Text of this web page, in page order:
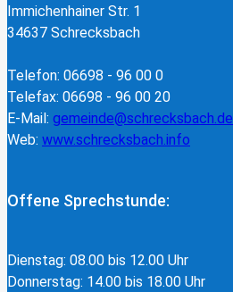
Immichenhainer Str. 1
34637 Schrecksbach
Telefon: 06698 - 96 00 0
Telefax: 06698 - 96 00 20
E-Mail: gemeinde@schrecksbach.de
Web: www.schrecksbach.info
Offene Sprechstunde:
Dienstag: 08.00 bis 12.00 Uhr
Donnerstag: 14.00 bis 18.00 Uhr